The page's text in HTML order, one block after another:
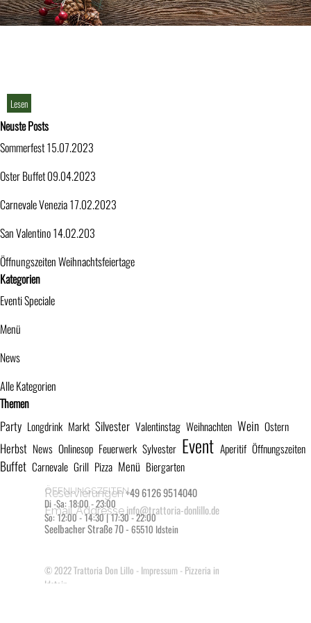
Lesen
Block überspringen Neuste Posts
Neuste Posts
Sommerfest 15.07.2023
Oster Buffet 09.04.2023
Carnevale Venezia 17.02.2023
San Valentino 14.02.203
Öffnungszeiten Weihnachtsfeiertage
Block überspringen Kategorien
Kategorien
Eventi Speciale
Menü
News
Alle Kategorien
Block überspringen Themen
Themen
Party Longdrink Markt Silvester Valentinstag Weihnachten Wein Ostern
Herbst News Onlinesop Feuerwerk Sylvester Event Aperitif Öffnungszeiten
Buffet Carnevale Grill Pizza Menü Biergarten
© 2022Trattoria Don Lillo - Impressum - Pizzeria in
Idstein
Reservierungen+49 6126 9514040
Email Addresseinfo@trattoria-donlillo.de
ÖFFNUNGSZEITEN
Di -Sa: 18:00 - 23:00
So: 12:00 - 14:30 | 17:30 - 22:00
Seelbacher Straße 70 - 65510 Idstein